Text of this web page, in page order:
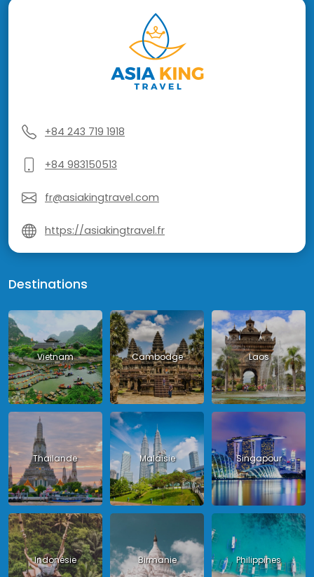
+84 243 719 1918
+84 983150513
fr@asiakingtravel.com
https://asiakingtravel.fr
Destinations
Vietnam Cambodge Laos
Thailande Malaisie Singapour
Indonésie Birmanie Philippines